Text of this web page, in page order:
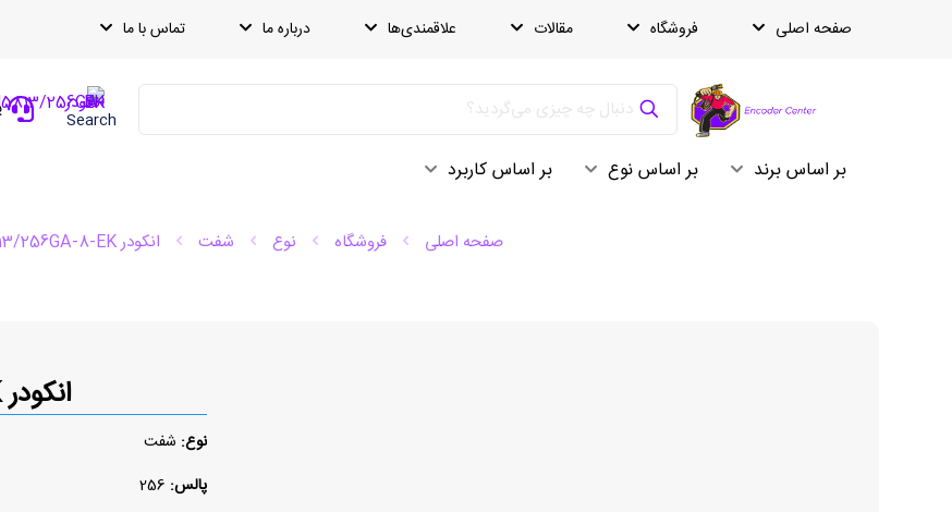
صفحه اصلی فروشگاه مقالات علاقمندی‌ها درباره ما تماس با ما
Search
بر اساس برند بر اساس نوع بر اساس کاربرد
صفحه اصلی فروشگاه نوع شفت انکودر AM5813/256GA-8-EK
انکودر AM5813/256GA-8-EK
نوع: شفت
پالس: